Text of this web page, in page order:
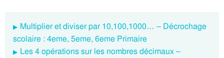
Multiplier et diviser par 10,100,1000… – Décrochage
scolaire : 4eme, 5eme, 6eme Primaire
Les 4 opérations sur les nombres décimaux –